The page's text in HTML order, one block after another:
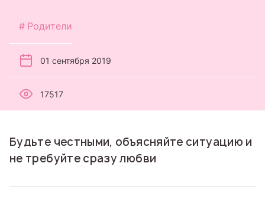
Родители
01 сентября 2019
17517
Будьте честными, объясняйте ситуацию и
не требуйте сразу любви